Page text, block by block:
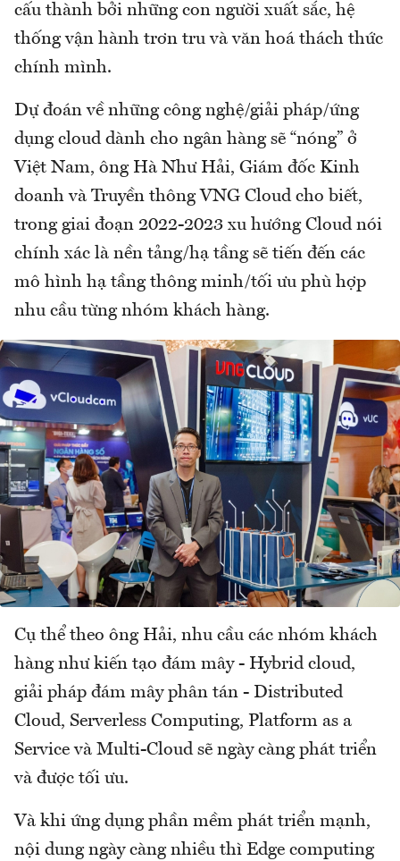
cấu thành bởi những con người xuất sắc, hệ
thống vận hành trơn tru và văn hoá thách thức
chính mình.
Dự đoán về những công nghệ/giải pháp/ứng
dụng cloud dành cho ngân hàng sẽ “nóng” ở
Việt Nam, ông Hà Như Hải, Giám đốc Kinh
doanh và Truyền thông VNG Cloud cho biết,
trong giai đoạn 2022-2023 xu hướng Cloud nói
chính xác là nền tảng/hạ tầng sẽ tiến đến các
mô hình hạ tầng thông minh/tối ưu phù hợp
nhu cầu từng nhóm khách hàng.
Cụ thể theo ông Hải, nhu cầu các nhóm khách
hàng như kiến tạo đám mây - Hybrid cloud,
giải pháp đám mây phân tán - Distributed
Cloud, Serverless Computing, Platform as a
Service và Multi-Cloud sẽ ngày càng phát triển
và được tối ưu.
Và khi ứng dụng phần mềm phát triển mạnh,
nội dung ngày càng nhiều thì Edge computing